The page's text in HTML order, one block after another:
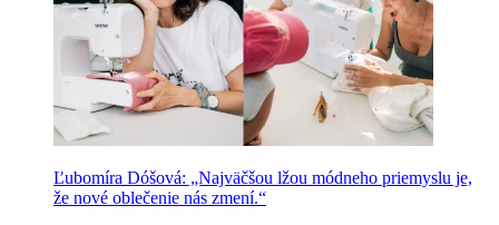
Ľubomíra Dóšová: „Najväčšou lžou módneho priemyslu je,
že nové oblečenie nás zmení.“